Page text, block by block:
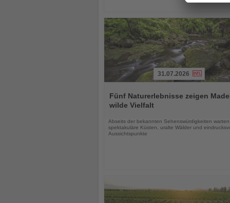
Sie
die
31.07.2026
Fünf Naturerlebnisse zeigen
wilde Vielfalt
Abseits der bekannten Sehenswürdigkeiten warten
spektakuläre Küsten, uralte Wälder und
Aussichtspunkte